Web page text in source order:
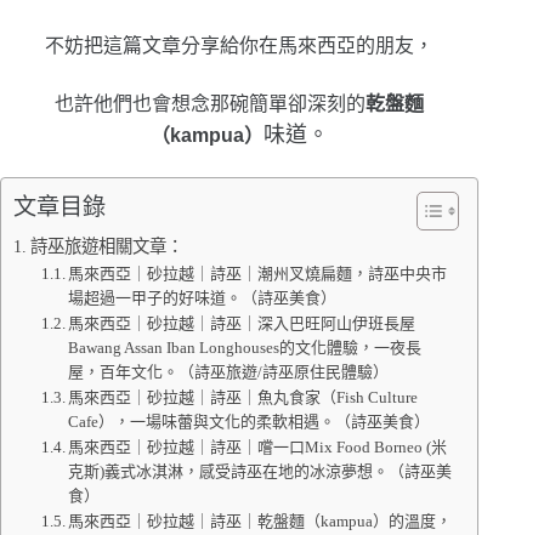
不妨把這篇文章分享給你在馬來西亞的朋友，
也許他們也會想念那碗簡單卻深刻的乾盤麵
（kampua） 味道。
文章目錄
詩巫旅遊相關文章：
馬來西亞｜砂拉越｜詩巫｜潮州叉燒扁麵，詩巫中央市
場超過一甲子的好味道。（詩巫美食）
馬來西亞｜砂拉越｜詩巫｜深入巴旺阿山伊班長屋
Bawang Assan Iban Longhouses的文化體驗，一夜長
屋，百年文化。（詩巫旅遊/詩巫原住民體驗）
馬來西亞｜砂拉越｜詩巫｜魚丸食家（Fish Culture
Cafe），一場味蕾與文化的柔軟相遇。（詩巫美食）
馬來西亞｜砂拉越｜詩巫｜嚐一口Mix Food Borneo (米
克斯)義式冰淇淋，感受詩巫在地的冰涼夢想。（詩巫美
食）
馬來西亞｜砂拉越｜詩巫｜乾盤麵（kampua）的溫度，